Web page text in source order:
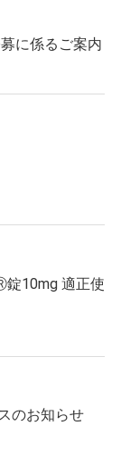
に係るご案内
10mg 適正使
のお知らせ